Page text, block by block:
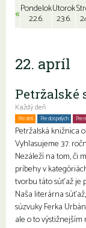
«Pondelok
22.6.
Utorok
23.6.
22. apríl
Petržalské
Každý deň
Pre deti Pre dospelých Pre
Petržalská knižnica
Vyhlasujeme 37.
Nezáleží na tom, či
príbehy v
tvorbu táto súťaž je
Naša literárna
súzvuky Ferka
ale o to výstižnejším